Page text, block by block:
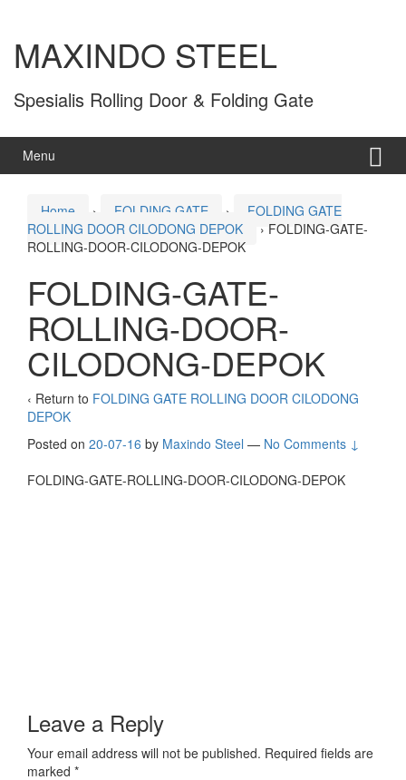
MAXINDO STEEL
Spesialis Rolling Door & Folding Gate
Menu
Home › FOLDING GATE ›
FOLDING GATE
ROLLING DOOR CILODONG DEPOK
› FOLDING-GATE-
ROLLING-DOOR-CILODONG-DEPOK
FOLDING-GATE-
ROLLING-DOOR-
CILODONG-DEPOK
‹ Return to FOLDING GATE ROLLING DOOR CILODONG
DEPOK
Posted on 20-07-16 by Maxindo Steel — No Comments ↓
FOLDING-GATE-ROLLING-DOOR-CILODONG-DEPOK
Leave a Reply
Your email address will not be published. Required fields are
marked *